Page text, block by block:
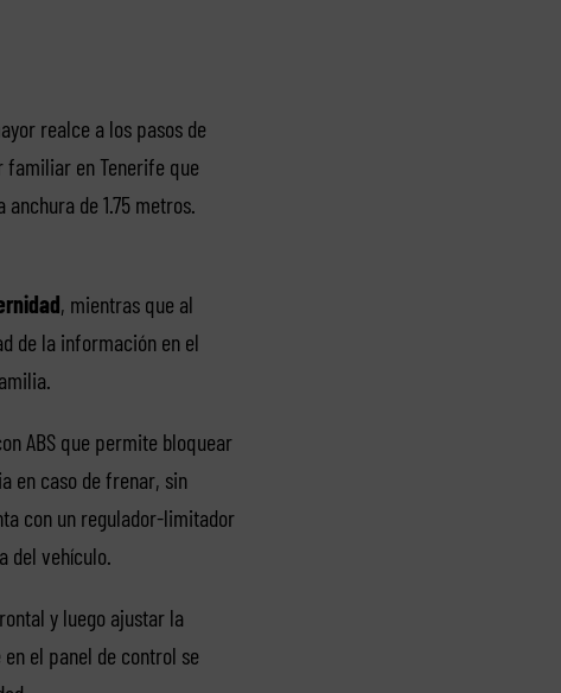
realce a los pasos de
familiar en Tenerife que
de 1.75 metros.
, mientras que al
de la información en el
ABS que permite bloquear
en caso de frenar, sin
con un regulador-limitador
del vehículo.
y luego ajustar la
el panel de control se